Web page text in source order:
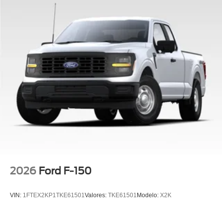
2026 Ford F-150
VIN: 1FTEX2KP1TKE61501Valores: TKE61501 Modelo: X2K